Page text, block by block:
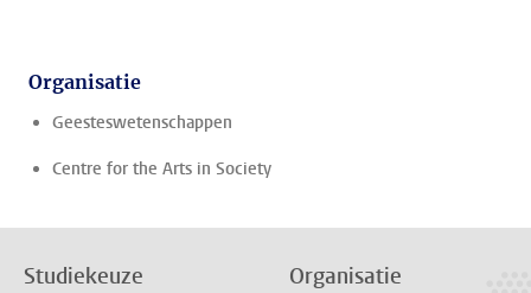
Organisatie
Geesteswetenschappen
Centre for the Arts in Society
Studiekeuze Organisatie